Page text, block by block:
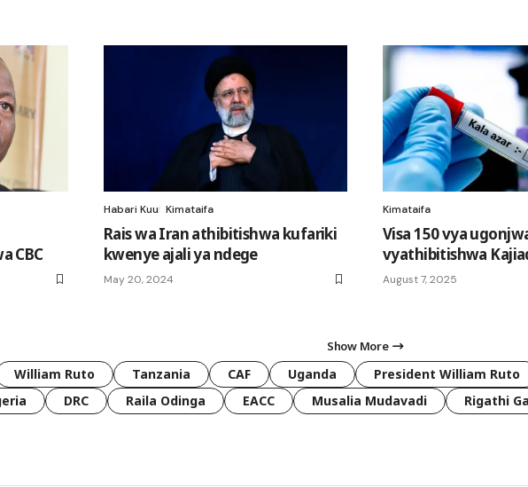
CBC
Habari Kuu Kimataifa
Rais wa Iran athibitishwa kufariki
kwenye ajali ya ndege
May 20, 2024
Kimataifa
Visa 150 vya
vyathibitishwa
August 7, 2025
Show More
William Ruto Tanzania CAF Uganda President William Ruto
DRC Raila Odinga EACC Musalia Mudavadi Rigathi